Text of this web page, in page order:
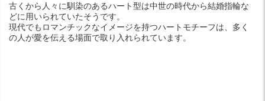
古くから人々に馴染のあるハート型は中世の時代から結婚指輪な
どに用いられていたそうです。
現代でもロマンチックなイメージを持つハートモチーフは、多く
の人が愛を伝える場面で取り入れられています。